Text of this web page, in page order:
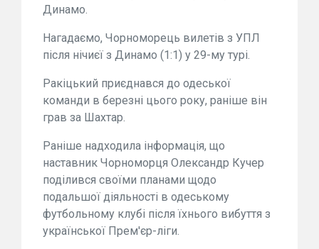
Динамо.
Нагадаємо, Чорноморець вилетів з УПЛ
після нічиєї з Динамо (1:1) у 29-му турі.
Ракіцький приєднався до одеської
команди в березні цього року, раніше він
грав за Шахтар.
Раніше надходила інформація, що
наставник Чорноморця Олександр Кучер
поділився своїми планами щодо
подальшої діяльності в одеському
футбольному клубі після їхнього вибуття з
української Прем'єр-ліги.